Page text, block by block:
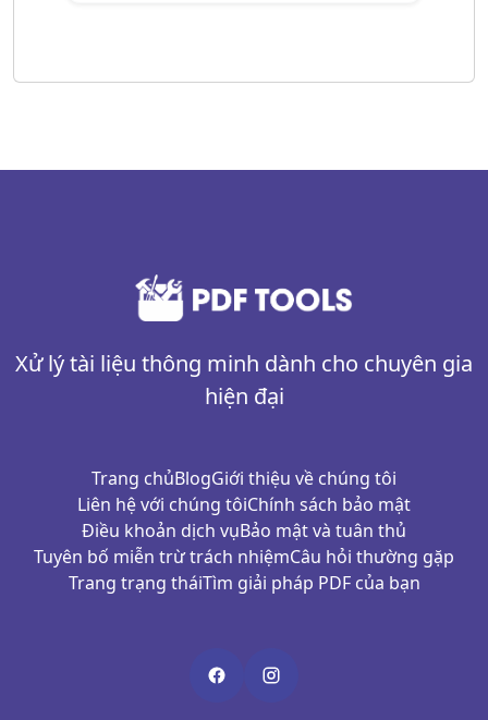
Xử lý tài liệu thông minh dành cho chuyên gia
hiện đại
Trang chủBlogGiới thiệu về chúng tôi
Liên hệ với chúng tôiChính sách bảo mật
Điều khoản dịch vụBảo mật và tuân thủ
Tuyên bố miễn trừ trách nhiệmCâu hỏi thường gặp
Trang trạng tháiTìm giải pháp PDF của bạn